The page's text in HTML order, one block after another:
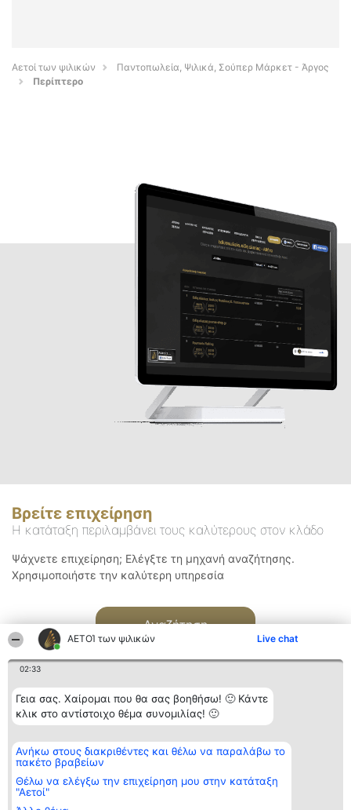
ΑΕΤΟΊ των ψιλικών Live chat
02:33
Γεια σας. Χαίρομαι που θα σας βοηθήσω! 🙂 Κάντε
κλικ στο αντίστοιχο θέμα συνομιλίας! 🙂
Ανήκω στους διακριθέντες και θέλω να παραλάβω το
πακέτο βραβείων
Θέλω να ελέγξω την επιχείρηση μου στην κατάταξη
"Αετοί"
Αετοί των ψιλικών
Παντοπωλεία, Ψιλικά, Σούπερ Μάρκετ - Άργος
Περίπτερο
Βρείτε επιχείρηση
Η κατάταξη περιλαμβάνει τους καλύτερους στον κλάδο
Ψάχνετε επιχείρηση; Ελέγξτε τη μηχανή αναζήτησης.
Χρησιμοποιήστε την καλύτερη υπηρεσία
Αναζήτηση
Διοργανωτής της
κατάταξης
BEAUTIFUL COMPANY
ΤΗΛ. ΕΠΙΚΟΙΝΩΝΙΑΣ:
2104128019
Κατάταξη
Διακριθέντες
των
διακριθέντων
Επικοινωνία
Επικοινωνία